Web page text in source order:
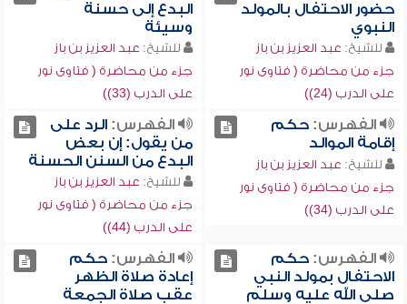
حضور الاحتفال بالمولد
النبوي
للشيخ: عبد العزيز بن باز
جزء من محاضرة ( فتاوى نور
على الدرب (24))
البدع إلى حسنة
وسيئة
للشيخ: عبد العزيز بن باز
جزء من محاضرة ( فتاوى نور
على الدرب (33))
الفهرس:حكم
إقامة الموالد
للشيخ: عبد العزيز بن باز
جزء من محاضرة ( فتاوى نور
على الدرب (34))
الفهرس:الرد على
من يقول: إن بعض
البدع من السنن الحسنة
للشيخ: عبد العزيز بن باز
جزء من محاضرة ( فتاوى نور
على الدرب (44))
الفهرس:حكم
الاحتفال بمولد النبي
صلى الله عليه وسلم
الفهرس:حكم
إعادة صلاة الظهر
عقب صلاة الجمعة